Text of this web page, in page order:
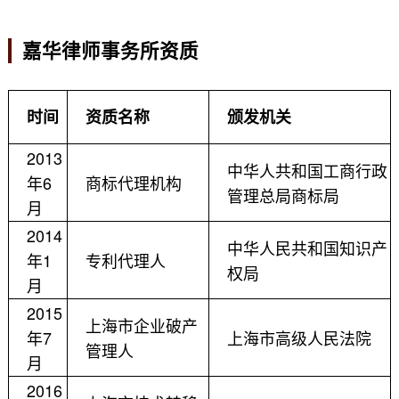
嘉华律师事务所资质
时间 资质名称
颁发机关
2013
年6
月
商标代理机构
中华人共和国工商行政
管理总局商标局
2014
年1
月
专利代理人
中华人民共和国知识产
权局
2015
年7
月
上海市企业破产
管理人
上海市高级人民法院
2016